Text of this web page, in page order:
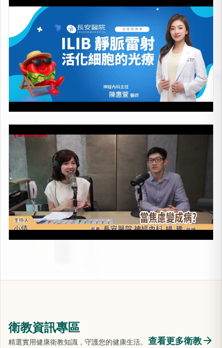
上架時間：2025-10-31
上架時間：2026-05-08
衛教資訊專區
精選實用健康衛教知識，守護您的健康生活。 查看更多衛教arrow_forward